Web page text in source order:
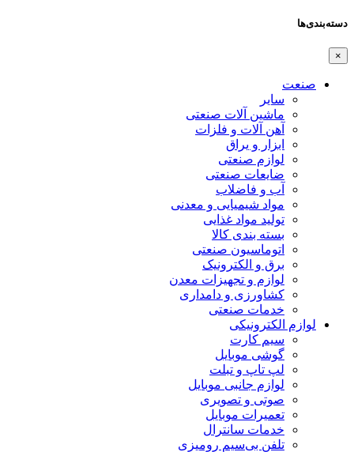
دسته‌بندی‌ها
×
صنعت
سایر
ماشین آلات صنعتی
آهن آلات و فلزات
ابزار و یراق
لوازم صنعتی
ضایعات صنعتی
آب و فاضلاب
مواد شیمیایی و معدنی
تولید مواد غذایی
بسته بندی کالا
اتوماسیون صنعتی
برق و الکترونیک
لوازم و تجهیزات معدن
کشاورزی و دامداری
خدمات صنعتی
لوازم الکترونیکی
سیم کارت
گوشی موبایل
لپ تاپ و تبلت
لوازم جانبی موبایل
صوتی و تصویری
تعمیرات موبایل
خدمات سانترال
تلفن بی‌سیم رومیزی